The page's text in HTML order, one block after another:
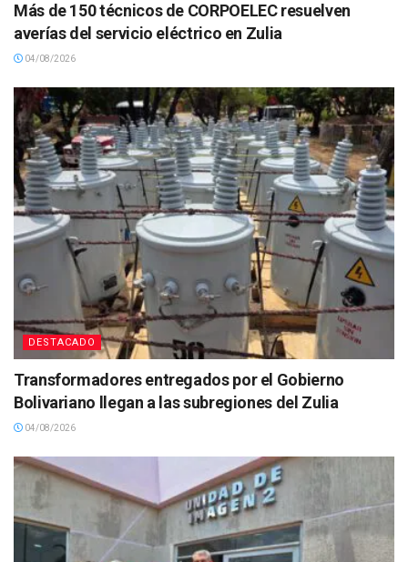
Más de 150 técnicos de CORPOELEC resuelven
averías del servicio eléctrico en Zulia
04/08/2026
DESTACADO
Transformadores entregados por el Gobierno
Bolivariano llegan a las subregiones del Zulia
04/08/2026